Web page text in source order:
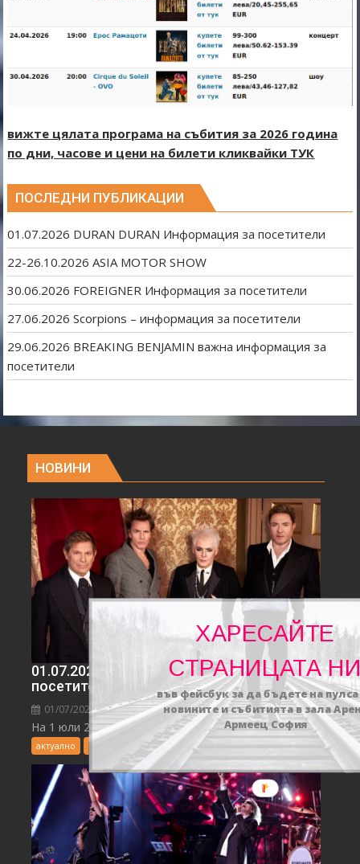
вижте цялата програма на събития за 2026 година
по дни, часове и цени на билети кликвайки ТУК
ПОСЛЕДНИ ПУБЛИКАЦИИ
01.07.2026 DURAN DURAN Информация за посетители
22-26.10.2026 ASIA MOTOR SHOW
30.06.2026 FOREIGNER Информация за посетители
27.06.2026 Scorpions – информация за посетители
29.06.2026 BREAKING BENJAMIN важна информация за
посетители
НОВИНИ
01.07.2026 DURAN DURAN Информация за
посетители
01/07/2026 redaktor 0
На 1 юли 2026 г. Duran Duran превземат...
актуално Концерти Новини
ХАРЕСАЙТЕ
СТРАНИЦАТА
във фейсбук за да бъдете на пулса
новините и събитията в зала
Армеец София